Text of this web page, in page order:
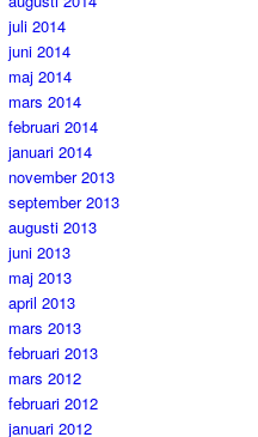
juli 2014
juni 2014
maj 2014
mars 2014
februari 2014
januari 2014
november 2013
september 2013
augusti 2013
juni 2013
maj 2013
april 2013
mars 2013
februari 2013
mars 2012
februari 2012
januari 2012